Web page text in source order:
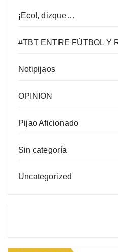
¡Eco!, dizque…
#TBT ENTRE FÚTBOL Y
Notipijaos
OPINION
Pijao Aficionado
Sin categoría
Uncategorized